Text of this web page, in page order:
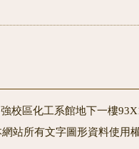
強校區化工系館地下一樓
網站所有文字圖形資料使用